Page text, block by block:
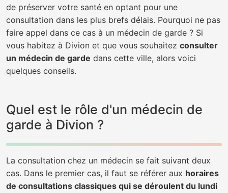
de préserver votre santé en optant pour une
consultation dans les plus brefs délais. Pourquoi ne pas
faire appel dans ce cas à un médecin de garde ? Si
vous habitez à Divion et que vous souhaitez consulter
un médecin de garde dans cette ville, alors voici
quelques conseils.
Quel est le rôle d'un médecin de
garde à Divion ?
La consultation chez un médecin se fait suivant deux
cas. Dans le premier cas, il faut se référer aux horaires
de consultations classiques qui se déroulent du lundi